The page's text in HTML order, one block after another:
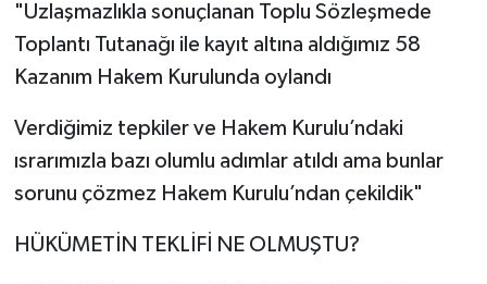
"Uzlaşmazlıkla sonuçlanan Toplu Sözleşmede
Toplantı Tutanağı ile kayıt altına aldığımız 58
Kazanım Hakem Kurulunda oylandı
Verdiğimiz tepkiler ve Hakem Kurulu’ndaki
ısrarımızla bazı olumlu adımlar atıldı ama bunlar
sorunu çözmez Hakem Kurulu’ndan çekildik"
HÜKÜMETİN TEKLİFİ NE OLMUŞTU?